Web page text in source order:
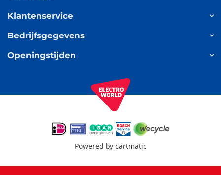
Klantenservice
Bedrijfsgegevens
Openingstijden
Powered by cartmatic